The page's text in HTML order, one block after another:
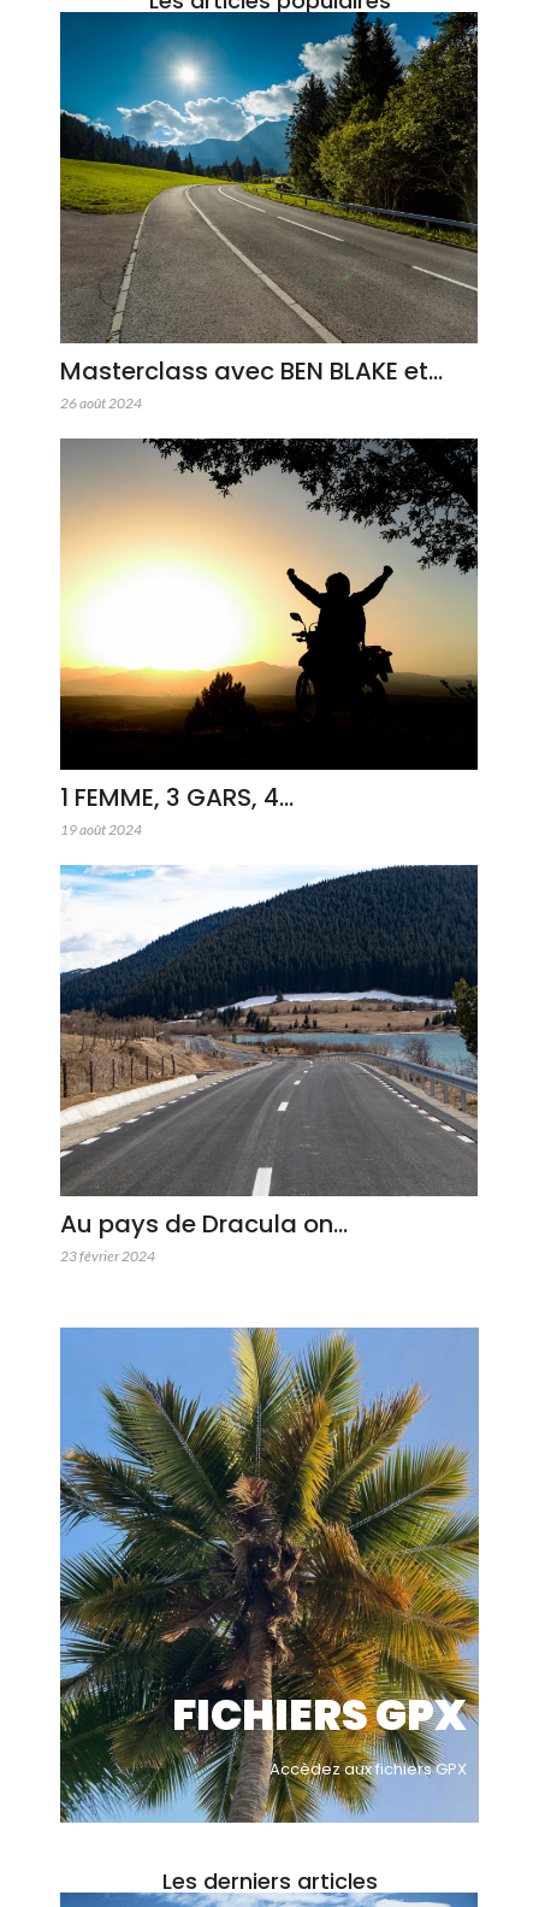
Masterclass avec BEN BLAKE et…
26 août 2024
1 FEMME, 3 GARS, 4…
19 août 2024
Au pays de Dracula on…
23 février 2024
FICHIERS GPX
Accèdez aux fichiers GPX
Les derniers articles